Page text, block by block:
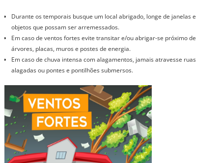
Durante os temporais busque um local abrigado, longe de janelas e
objetos que possam ser arremessados.
Em caso de ventos fortes evite transitar e/ou abrigar-se próximo de
árvores, placas, muros e postes de energia.
Em caso de chuva intensa com alagamentos, jamais atravesse ruas
alagadas ou pontes e pontilhões submersos.